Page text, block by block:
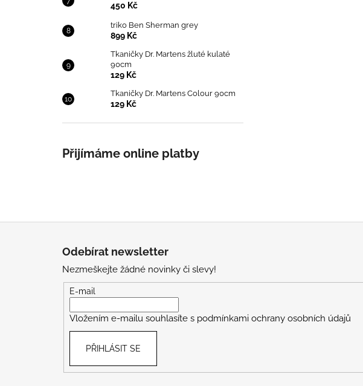
450 Kč
triko Ben Sherman grey
899 Kč
Tkaničky Dr. Martens žluté kulaté
90cm
129 Kč
Tkaničky Dr. Martens Colour 90cm
129 Kč
Přijímáme online platby
Odebírat newsletter
Nezmeškejte žádné novinky či slevy!
E-mail
Vložením e-mailu souhlasíte s podmínkami ochrany osobních údajů
PŘIHLÁSIT SE